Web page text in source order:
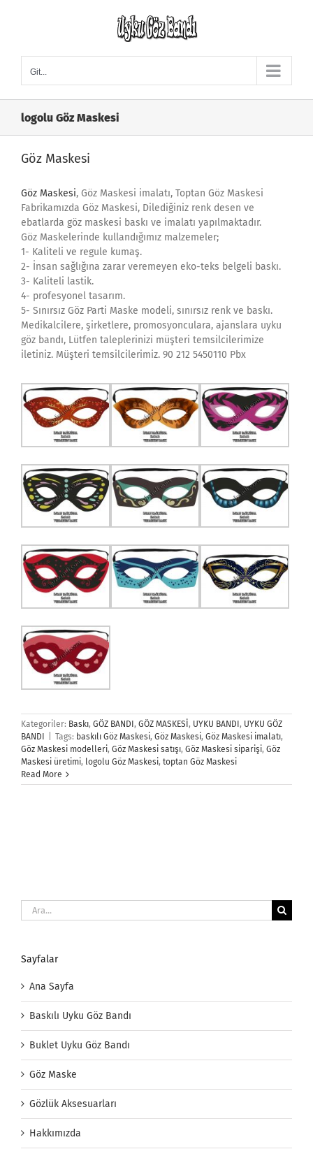
Git...
logolu Göz Maskesi
Göz Maskesi
Göz Maskesi, Göz Maskesi imalatı, Toptan Göz Maskesi
Fabrikamızda Göz Maskesi, Dilediğiniz renk desen ve
ebatlarda göz maskesi baskı ve imalatı yapılmaktadır.
Göz Maskelerinde kullandığımız malzemeler;
1- Kaliteli ve regule kumaş.
2- İnsan sağlığına zarar veremeyen eko-teks belgeli baskı.
3- Kaliteli lastik.
4- profesyonel tasarım.
5- Sınırsız Göz Parti Maske modeli, sınırsız renk ve baskı.
Medikalcilere, şirketlere, promosyonculara, ajanslara uyku
göz bandı, Lütfen taleplerinizi müşteri temsilcilerimize
iletiniz. Müşteri temsilcilerimiz. 90 212 5450110 Pbx
Kategoriler: Baskı, GÖZ BANDI, GÖZ MASKESİ, UYKU BANDI, UYKU GÖZ
BANDI
Tags: baskılı Göz Maskesi, Göz Maskesi, Göz Maskesi imalatı,
Göz Maskesi modelleri, Göz Maskesi satışı, Göz Maskesi siparişi, Göz
Maskesi üretimi, logolu Göz Maskesi, toptan Göz Maskesi
Read More
Ara:
Sayfalar
Ana Sayfa
Baskılı Uyku Göz Bandı
Buklet Uyku Göz Bandı
Göz Maske
Gözlük Aksesuarları
Hakkımızda